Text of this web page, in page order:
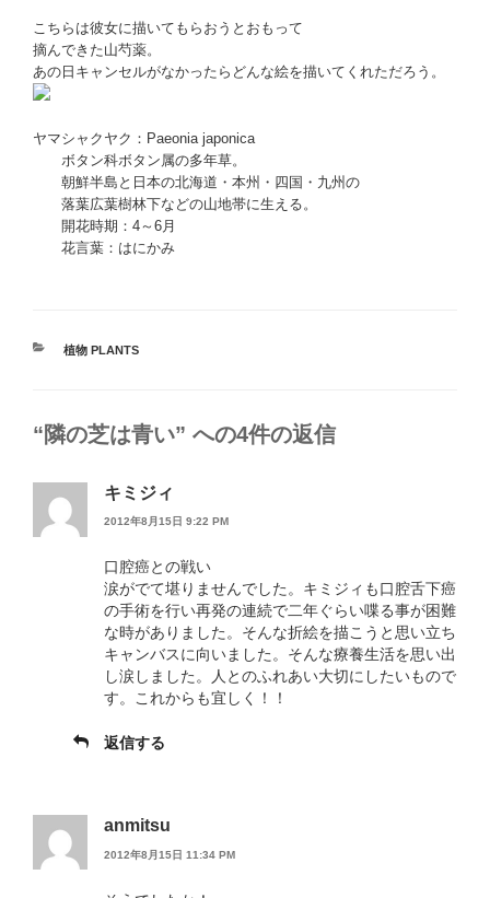
こちらは彼女に描いてもらおうとおもって
摘んできた山芍薬。
あの日キャンセルがなかったらどんな絵を描いてくれただろう。
ヤマシャクヤク：Paeonia japonica
ボタン科ボタン属の多年草。
朝鮮半島と日本の北海道・本州・四国・九州の
落葉広葉樹林下などの山地帯に生える。
開花時期：4～6月
花言葉：はにかみ
カ
ー
植物 PLANTS
“隣の芝は青い” への4件の返信
キミジィ
2012年8月15日 9:22 PM
口腔癌との戦い
涙がでて堪りませんでした。キミジィも口腔舌下癌
の手術を行い再発の連続で二年ぐらい喋る事が困難
な時がありました。そんな折絵を描こうと思い立ち
キャンバスに向いました。そんな療養生活を思い出
し涙しました。人とのふれあい大切にしたいもので
す。これからも宜しく！！
返信する
anmitsu
2012年8月15日 11:34 PM